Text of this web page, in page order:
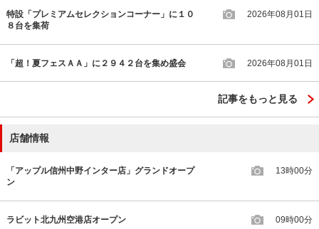
特設「プレミアムセレクションコーナー」に１０
８台を集荷
2026年08月01日
「超！夏フェスＡＡ」に２９４２台を集め盛会 2026年08月01日
記事をもっと見る
店舗情報
「アップル信州中野インター店」グランドオープ
ン
13時00分
ラビット北九州空港店オープン 09時00分